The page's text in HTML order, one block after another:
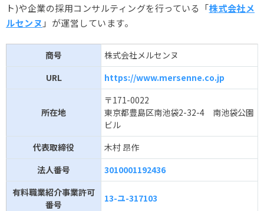
ト)や企業の採用コンサルティングを行っている「株式会社メ
ルセンヌ 」が運営しています。
商号
株式会社メルセンヌ
URL
https://www.mersenne.co.jp
所在地
〒171-0022
東京都豊島区南池袋2-32-4 南池袋公園
ビル
代表取締役
木村 昂作
法人番号
3010001192436
有料職業紹介事業許可
番号
13-ユ-317103